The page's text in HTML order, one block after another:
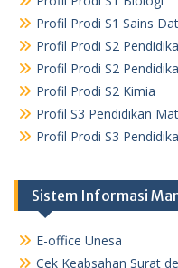
Profil Prodi S1 Sains
Profil Prodi S2
Profil Prodi S2
Profil Prodi S2 Kimia
Profil S3 Pendidikan
Profil Prodi S3
Sistem Informasi
E-office Unesa
Cek Keabsahan Surat